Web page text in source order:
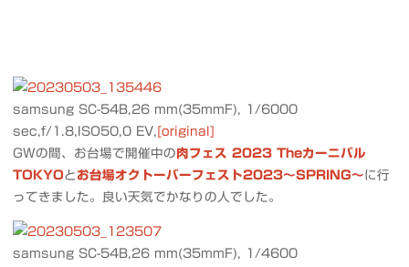
samsung SC-54B,26 mm(35mmF), 1/6000
sec,f/1.8,ISO50,0 EV, [original]
GWの間、お台場で開催中の 肉フェス 2023 Theカーニバル
TOKYOと お台場オクトーバーフェスト2023〜SPRING〜に行
ってきました。良い天気でかなりの人でした。
samsung SC-54B,26 mm(35mmF), 1/4600